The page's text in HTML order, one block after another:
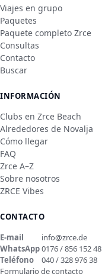
Viajes en grupo
Paquetes
Paquete completo Zrce
Consultas
Contacto
Buscar
INFORMACIÓN
Clubs en Zrce Beach
Alrededores de Novalja
Cómo llegar
FAQ
Zrce A–Z
Sobre nosotros
ZRCE Vibes
CONTACTO
E-mail
info@zrce.de
WhatsApp0176 / 856 152 48
Teléfono
040 / 328 976 38
Formulario de contacto